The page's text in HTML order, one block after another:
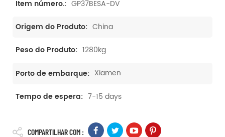
Item número.: GP37BESA-DV
Origem do Produto: China
Peso do Produto: 1280kg
Porto de embarque: Xiamen
Tempo de espera: 7-15 days
COMPARTILHAR COM :